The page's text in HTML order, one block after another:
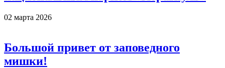
02 марта 2026
Большой привет от заповедного
мишки!